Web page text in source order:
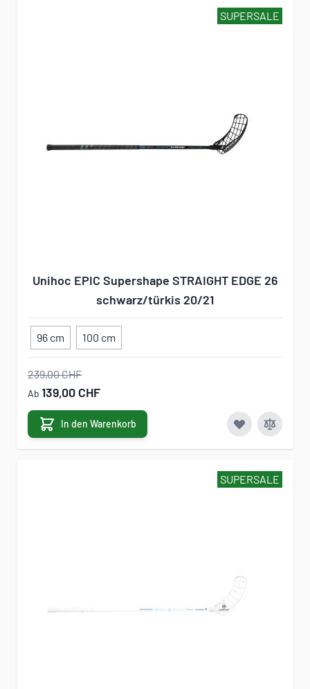
SUPERSALE
Unihoc EPIC Supershape STRAIGHT EDGE 26
schwarz/türkis 20/21
96 cm 100 cm
239,00 CHF
Ab 139,00 CHF
In den Warenkorb
SUPERSALE